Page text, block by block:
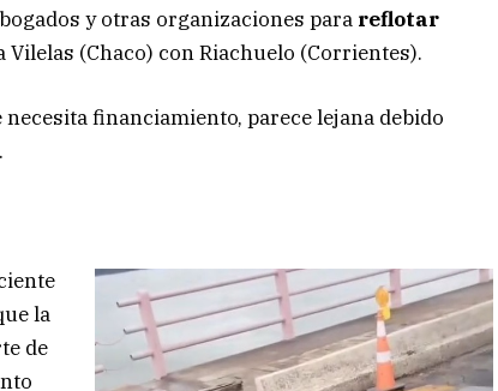
y otras organizaciones para reflotar
Vilelas (Chaco) con Riachuelo (Corrientes).
financiamiento, parece lejana debido
la
de